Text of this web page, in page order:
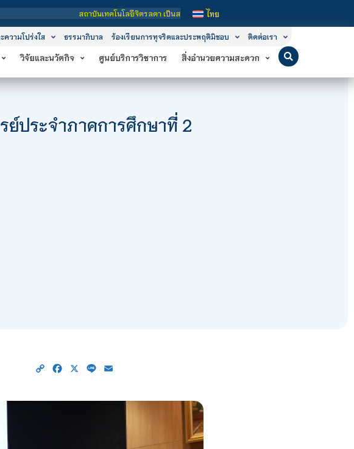
สถาบันเทคโนโลยีจิตรลดา เป็นสถาบันอุดมศึกษาในกำกับของรัฐ เปิดหลักสูตรการเรียนการสอน 3 ระดับ
ไทย
ความโปร่งใส ธรรมาภิบาล ร้องเรียนการทุจริตและประพฤติมิชอบ ติดต่อเรา
วิจัยและนวัตกิจ ศูนย์บริการวิชาการ สิ่งอำนวยความสะดวก
ย์ประจำภาคการศึกษาที่ 2
Copy Facebook
X Line